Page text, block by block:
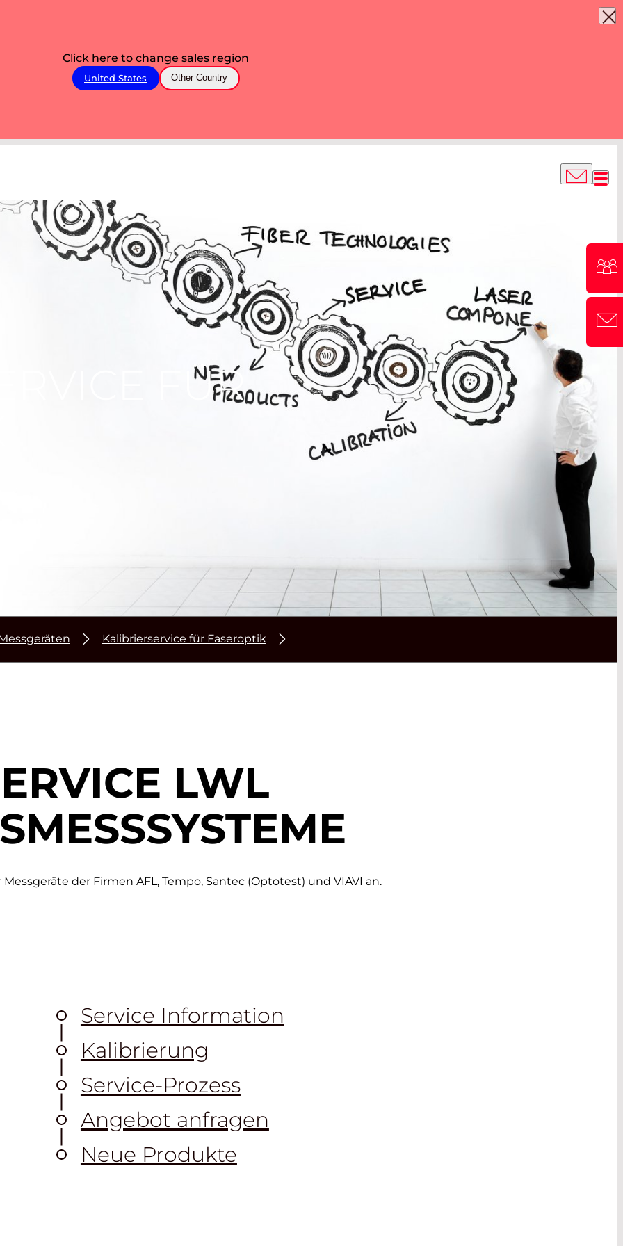
Click here to change sales region
United States Other Country
FÜR
Kalibrierservice für Faseroptik
LWL
der Firmen AFL, Tempo, Santec (Optotest) und VIAVI an.
Service Information
Kalibrierung
Service-Prozess
Angebot anfragen
Neue Produkte